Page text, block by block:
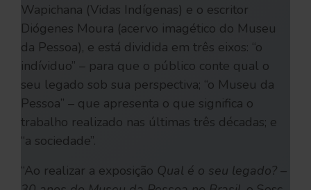
Wapichana (Vidas Indígenas) e o escritor
Diógenes Moura (acervo imagético do Museu
da Pessoa), e está dividida em três eixos: “o
indíviduo” – para que o público conte qual o
seu legado sob sua perspectiva; “o Museu da
Pessoa” – que apresenta o que significa o
trabalho realizado nas últimas três décadas; e
“a sociedade”.
“Ao realizar a exposição Qual é o seu legado? –